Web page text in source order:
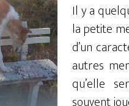
Il y a
la petite
d’un
autres
qu’elle